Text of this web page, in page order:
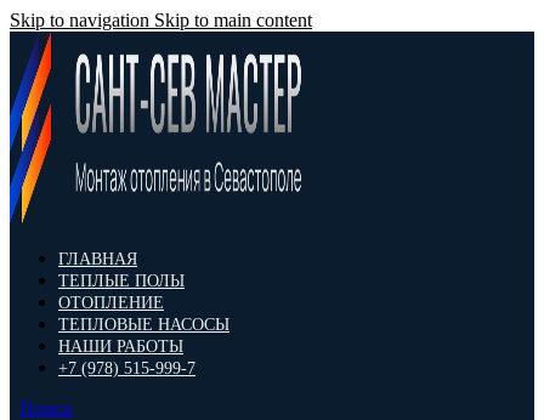
Skip to navigation Skip to main content
ГЛАВНАЯ
ТЕПЛЫЕ ПОЛЫ
ОТОПЛЕНИЕ
ТЕПЛОВЫЕ НАСОСЫ
НАШИ РАБОТЫ
+7 (978) 515-999-7
Поиск